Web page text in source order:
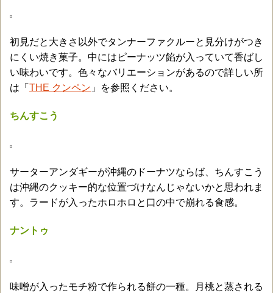
初見だと大きさ以外でタンナーファクルーと見分けがつき
にくい焼き菓子。中にはピーナッツ餡が入っていて香ばし
い味わいです。色々なバリエーションがあるので詳しい所
は「 THE クンペン 」を参照ください。
ちんすこう
サーターアンダギーが沖縄のドーナツならば、ちんすこう
は沖縄のクッキー的な位置づけなんじゃないかと思われま
す。ラードが入ったホロホロと口の中で崩れる食感。
ナントゥ
味噌が入ったモチ粉で作られる餅の一種。月桃と蒸される